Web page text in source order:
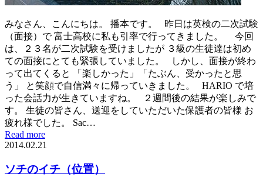
みなさん、こんにちは。 播本です。 昨日は英検の二次試験
（面接）で 富士高校に私も引率で行ってきました。 今回
は、２３名が二次試験を受けましたが ３級の生徒達は初め
ての面接にとても緊張していました。 しかし、面接が終わ
って出てくると 「楽しかった」「たぶん、受かったと思
う」 と笑顔で自信満々に帰っていきました。 HARIO で培
った会話力が生きていますね。 ２週間後の結果が楽しみで
す。 生徒の皆さん、送迎をしていただいた保護者の皆様 お
疲れ様でした。 Sac…
Read more
2014.02.21
ソチのイチ（位置）